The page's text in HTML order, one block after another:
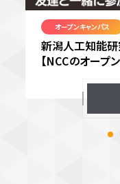
オープンキャンパス
新潟人工知能研
【NCCのオープ